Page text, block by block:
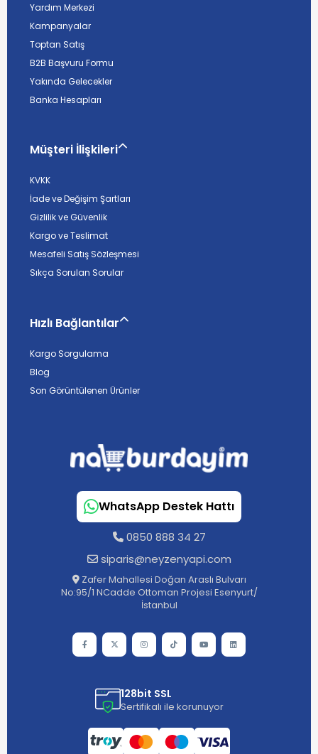
Yardım Merkezi
Kampanyalar
Toptan Satış
B2B Başvuru Formu
Yakında Gelecekler
Banka Hesapları
Müşteri İlişkileri
KVKK
İade ve Değişim Şartları
Gizlilik ve Güvenlik
Kargo ve Teslimat
Mesafeli Satış Sözleşmesi
Sıkça Sorulan Sorular
Hızlı Bağlantılar
Kargo Sorgulama
Blog
Son Görüntülenen Ürünler
WhatsApp Destek Hattı
0850 888 34 27
siparis@neyzenyapi.com
Zafer Mahallesi Doğan Araslı Bulvarı
No:95/1 NCadde Ottoman Projesi Esenyurt/
İstanbul
128bit SSL
Sertifikalı ile korunuyor